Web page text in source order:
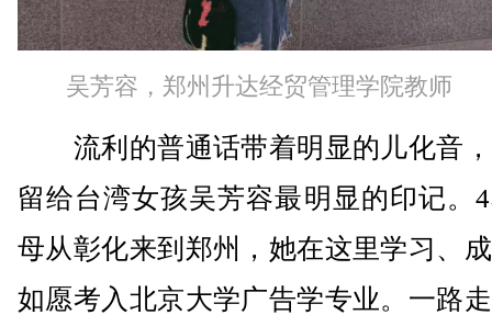
吴芳容，郑州升达经贸管理学院教师
流利的普通话带着明显的儿化音
留给台湾女孩吴芳容最明显的印记。
母从彰化来到郑州，她在这里学习、
如愿考入北京大学广告学专业。一路